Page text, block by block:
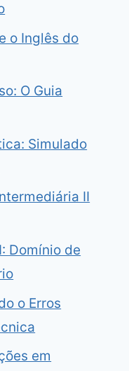
o Inglês do
O Guia
Simulado
II
Domínio de
o Erros
em